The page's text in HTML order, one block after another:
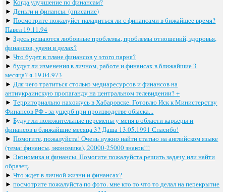
► Деньги и финансы. (описание)
►Посмотрите пожалуйст наладиться ли с финансами в бижайшее время?
Павел 19.11.94
►Здесь решаются любовные проблемы, проблемы отношений, здоровья,
финансов, удачи в делах?
►Что будет в плане финансов у этого парня?
►будут ли изменения в личном, работе и финансах в ближайшие 3
месяца? я-19.04.973
► Для чего тратиться столько медиаресурсов и финансов на
антиукраинскую пропаганду на центральном телевидении? +
►Территориально нахожусь в Хабаровске. Готовлю Иск к Министерству
Финансов РФ - за ущерб при производстве обыска...
►Будут ли положительные перемены у меня в области карьеры и
финансов в ближайшие месяца 3? Даша 13.05.1991 Спасибо!
►Помогите, пожалуйста! Очень нужно найти статью на английском языке
(тема: финансы, экономика), 20000-25000 знаков!!!
►Экономика и финансы. Помогите пожалуйста решить задачу или найти
образец.
►Что ждет в личной жизни и финансах?
►посмотрите пожалуйста по фото. мне кто то что то делал на перекрытие